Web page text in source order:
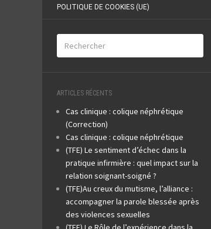
POLITIQUE DE COOKIES (UE)
ARTICLES RÉCENTS
Cas clinique : colique néphrétique
(Correction)
Cas clinique : colique néphrétique
(TFE) Le sentiment d’échec dans la
pratique infirmière : quel impact sur la
relation soignant-soigné ?
(TFE)Au creux du mutisme, l’alliance :
accompagner la parole blessée après
des violences sexuelles